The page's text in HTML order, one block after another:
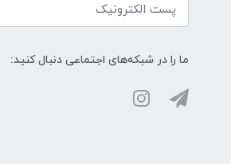
ما را در شبکه‌های اجتماعی دنبال کنید: